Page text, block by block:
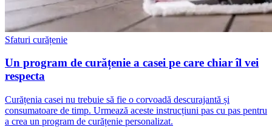
Sfaturi curățenie
Un program de curățenie a casei pe care chiar îl vei
respecta
Curățenia casei nu trebuie să fie o corvoadă descurajantă și
consumatoare de timp. Urmează aceste instrucțiuni pas cu pas pentru
a crea un program de curățenie personalizat.